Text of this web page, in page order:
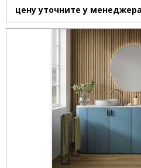
цену уточните у менеджера